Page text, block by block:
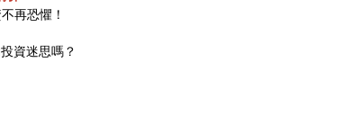
再恐懼！
資迷思嗎？